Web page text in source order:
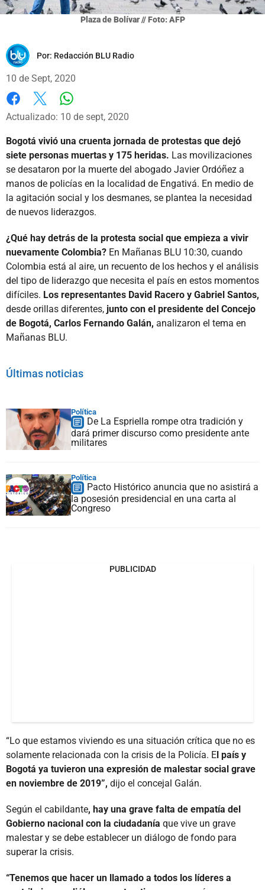
Plaza de Bolívar // Foto: AFP
Por: Redacción BLU Radio
10 de Sept, 2020
Facebook
X
Actualizado: 10 de sept, 2020
Bogotá vivió una cruenta jornada de protestas que dejó
siete personas muertas y 175 heridas. Las movilizaciones
se desataron por la muerte del abogado Javier Ordóñez a
manos de policías en la localidad de Engativá. En medio de
la agitación social y los desmanes, se plantea la necesidad
de nuevos liderazgos.
¿Qué hay detrás de la protesta social que empieza a vivir
nuevamente Colombia? En Mañanas BLU 10:30, cuando
Colombia está al aire, un recuento de los hechos y el análisis
del tipo de liderazgo que necesita el país en estos momentos
difíciles. Los representantes David Racero y Gabriel Santos,
desde orillas diferentes, junto con el presidente del Concejo
de Bogotá, Carlos Fernando Galán, analizaron el tema en
Mañanas BLU.
Últimas noticias
Política
De La Espriella rompe otra tradición y
dará primer discurso como presidente ante
militares
Política
Pacto Histórico anuncia que no asistirá a
la posesión presidencial en una carta al
Congreso
PUBLICIDAD
“Lo que estamos viviendo es una situación crítica que no es
solamente relacionada con la crisis de la Policía. El país y
Bogotá ya tuvieron una expresión de malestar social grave
en noviembre de 2019”, dijo el concejal Galán.
Según el cabildante, hay una grave falta de empatía del
Gobierno nacional con la ciudadanía que vive un grave
malestar y se debe establecer un diálogo de fondo para
superar la crisis.
“Tenemos que hacer un llamado a todos los líderes a